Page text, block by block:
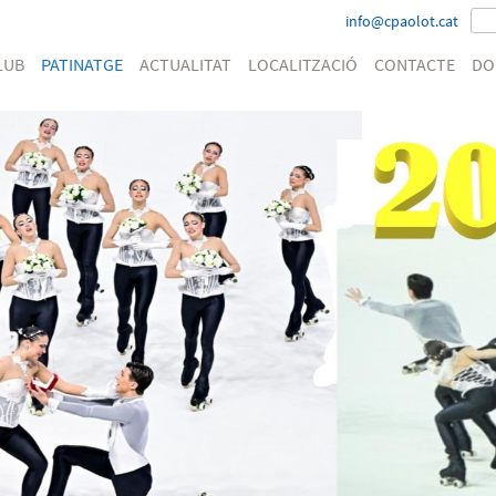
info@cpaolot.cat
PATINATGE ACTUALITAT LOCALITZACIÓ CONTACTE